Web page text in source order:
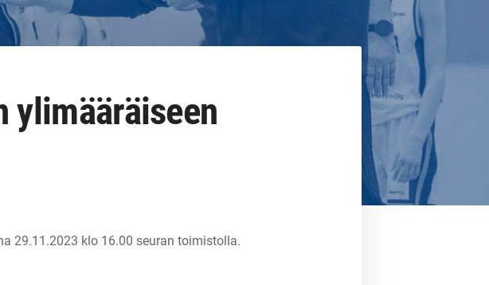
ylimääräiseen
29.11.2023 klo 16.00 seuran toimistolla.